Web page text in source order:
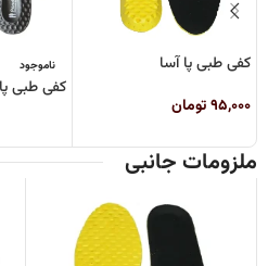
کفی طبی پا آسا
۹۵,۰۰۰تومان
ناموجود
کفی طبی
ملزومات جانبی